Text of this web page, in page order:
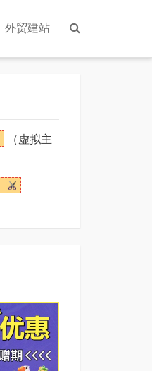
外贸建站
（虚拟主